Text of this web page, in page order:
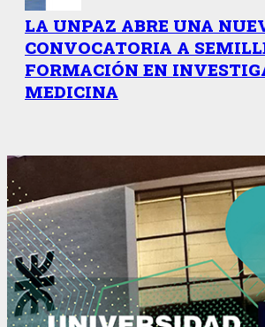
LA UNPAZ ABRE UNA
CONVOCATORIA A
FORMACIÓN EN
MEDICINA